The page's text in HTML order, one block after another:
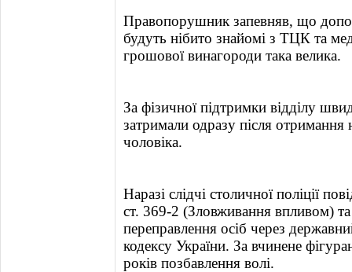
Правопорушник запевняв, що
будуть нібито знайомі з ТЦК та
грошової винагороди така велика.
За фізичної підтримки відділу
затримали одразу після
чоловіка.
Наразі слідчі столичної поліції
ст. 369-2 (Зловживання впливом)
переправлення осіб через
кодексу України. За вчинене
років позбавлення волі.